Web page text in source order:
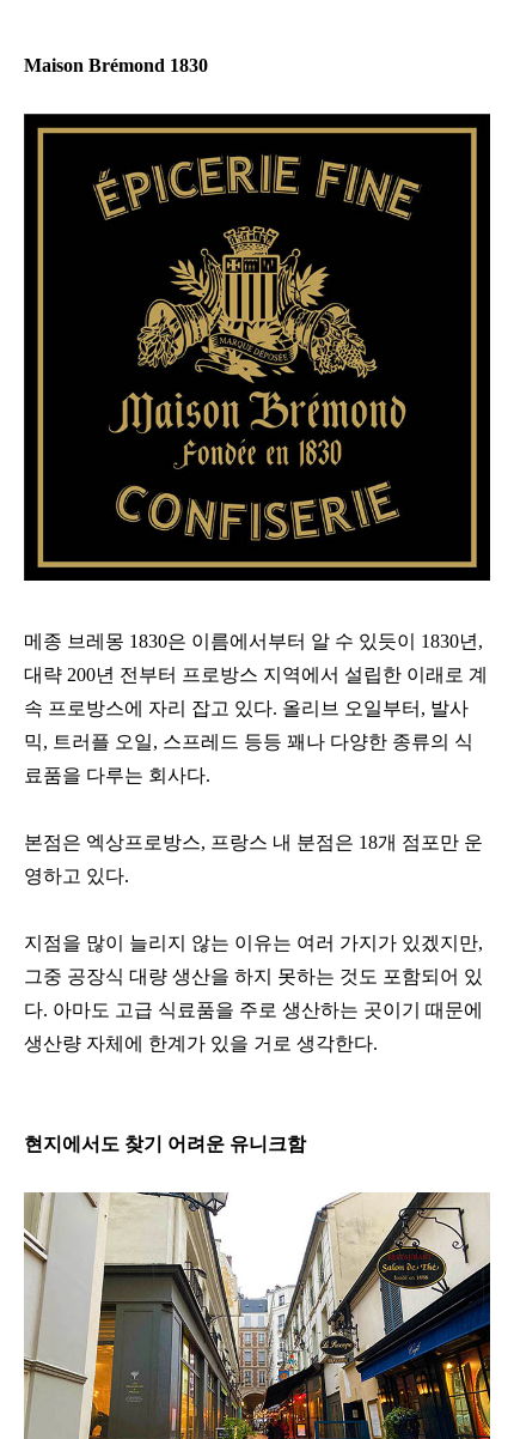
Maison Brémond 1830
메종 브레몽 1830은 이름에서부터 알 수 있듯이 1830년,
대략 200년 전부터 프로방스 지역에서 설립한 이래로 계
속 프로방스에 자리 잡고 있다. 올리브 오일부터, 발사
믹, 트러플 오일, 스프레드 등등 꽤나 다양한 종류의 식
료품을 다루는 회사다.
본점은 엑상프로방스, 프랑스 내 분점은 18개 점포만 운
영하고 있다.
지점을 많이 늘리지 않는 이유는 여러 가지가 있겠지만,
그중 공장식 대량 생산을 하지 못하는 것도 포함되어 있
다. 아마도 고급 식료품을 주로 생산하는 곳이기 때문에
생산량 자체에 한계가 있을 거로 생각한다.
현지에서도 찾기 어려운 유니크함